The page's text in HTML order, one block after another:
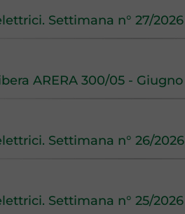
Settimana n° 27/2026
ARERA 300/05 -
Settimana n° 26/2026
Settimana n° 25/2026